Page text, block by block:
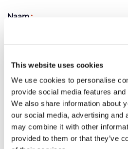
This website uses cookies
We use cookies to personalise
provide social media features
We also share information about
our social media, advertising and
may combine it with other
provided to them or that they’ve
Naam *
Organisatie *
Telefoon *